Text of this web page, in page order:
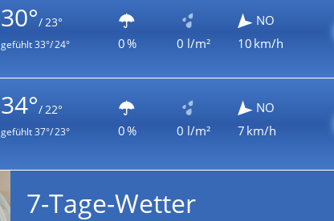
30°/ 23°
gefühlt33°/ 24° 0 % 0 l/m²
NO
10 km/h
34°/ 22°
gefühlt37°/ 23° 0 % 0 l/m²
NO
7 km/h
7-Tage-Wetter